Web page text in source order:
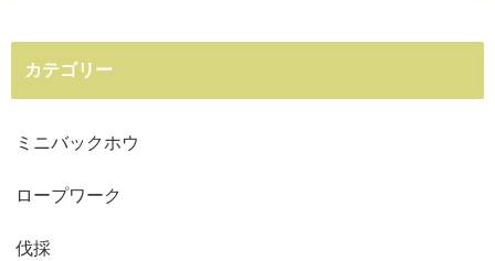
カテゴリー
ミニバックホウ
ロープワーク
伐採